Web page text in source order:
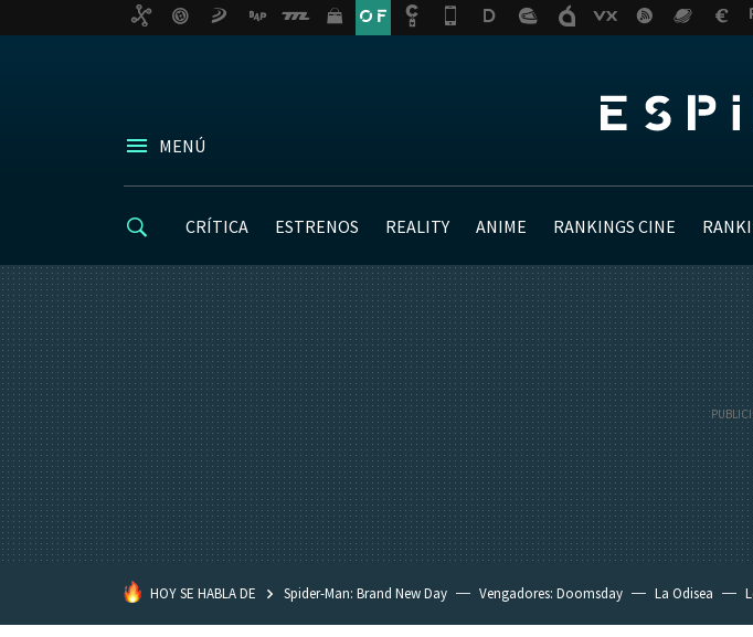
MENÚ
CRÍTICA ESTRENOS REALITY ANIME RANKINGS CINE
HOY SE HABLA DE Spider-Man: Brand New Day Vengadores: Doomsday La Odisea